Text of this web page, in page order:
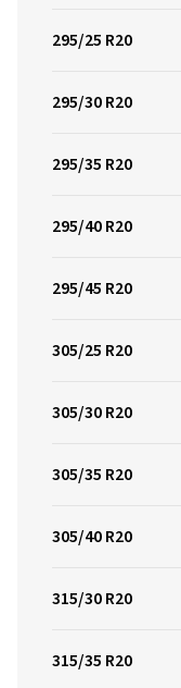
295/25 R20
295/30 R20
295/35 R20
295/40 R20
295/45 R20
305/25 R20
305/30 R20
305/35 R20
305/40 R20
315/30 R20
315/35 R20